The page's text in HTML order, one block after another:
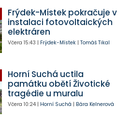
Frýdek-Místek pokračuje v
instalaci fotovoltaických
elektráren
Včera 15:43 | Frýdek-Místek| Tomáš Tikal
Horní Suchá uctila
památku obětí Životické
tragédie u muralu
Včera 10:24| Horní Suchá | Bára Kelnerová